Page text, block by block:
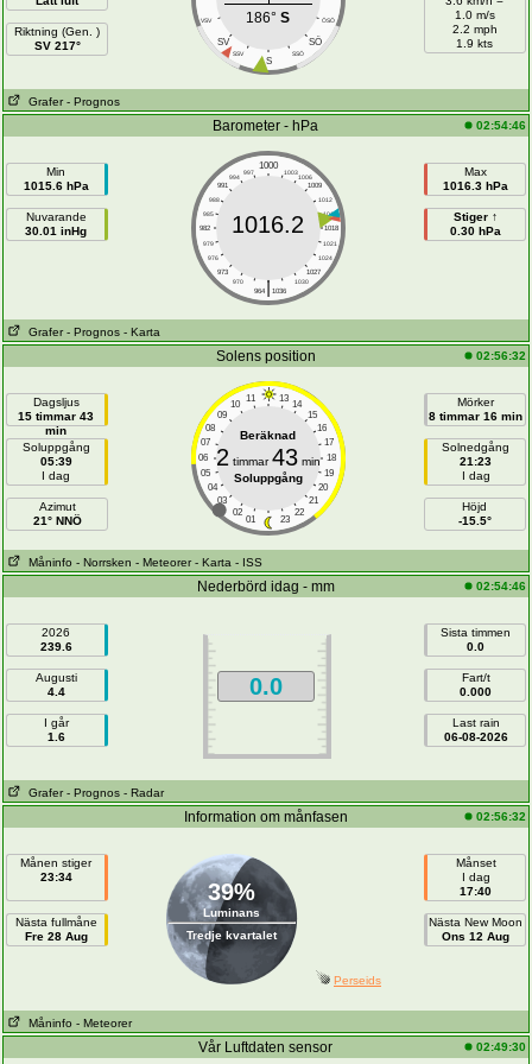
Riktning (Gen. )
SV 217°
VSV ÖSÖ
SV SÖ
SSV SSÖ
S
186°S
1.0 m/s
2.2 mph
1.9 kts
Grafer - Prognos
Barometer - hPa 02:54:46
Min
1015.6 hPa
Nuvarande
30.01 inHg
1000
997 1003
994
1006
991
1009
988
1012
985
1015
982
1018
979
1021
976
1024
973
1027
970
1030
|
964 1036
1016.2
Max
1016.3 hPa
Stiger ↑
0.30 hPa
Grafer - Prognos - Karta
Solens position 02:56:32
Dagsljus
15 timmar 43
min
Soluppgång
05:39
I dag
Azimut
21° NNÖ
11 13
10
14
09
15
08
16
07
17
06
18
05
19
04
20
03
21
02
22
01 23
Beräknad
2 timmar43min
Soluppgång
Mörker
8 timmar 16 min
Solnedgång
21:23
I dag
Höjd
-15.5°
Måninfo - Norrsken - Meteorer - Karta - ISS
Nederbörd idag - mm 02:54:46
2026
239.6
Augusti
4.4
I går
1.6
0.0
Sista timmen
0.0
Fart/t
0.000
Last rain
06-08-2026
Grafer - Prognos - Radar
Information om månfasen 02:56:32
Månen stiger
23:34
Nästa fullmåne
Fre 28 Aug
39%
Luminans
Tredje kvartalet
Månset
I dag
17:40
Nästa New Moon
Ons 12 Aug
Perseids
Måninfo - Meteorer
Vår Luftdaten sensor 02:49:30